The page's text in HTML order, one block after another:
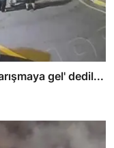
gel' dedil...